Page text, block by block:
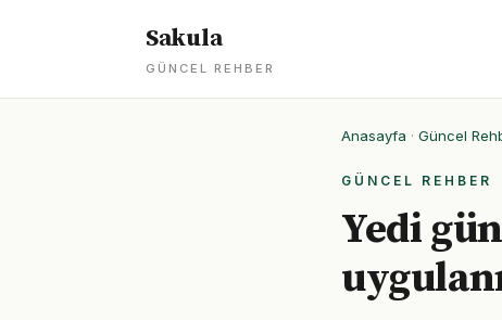
Sakula
GÜNCEL REHBER
Anasayfa · Güncel
GÜNCEL REHBER
Yedi